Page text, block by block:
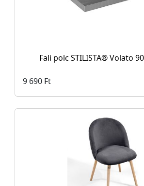
Fali polc STILISTA® Volato
9 690 Ft